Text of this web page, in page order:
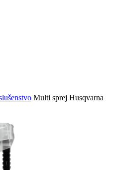
Multi sprej Husqvarna